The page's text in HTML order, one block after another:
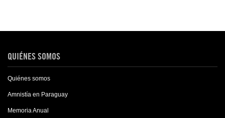
QUIÉNES SOMOS
Quiénes somos
Amnistía en Paraguay
Memoria Anual